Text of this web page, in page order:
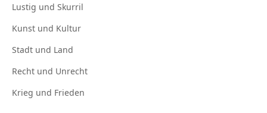
Lustig und Skurril
Kunst und Kultur
Stadt und Land
Recht und Unrecht
Krieg und Frieden